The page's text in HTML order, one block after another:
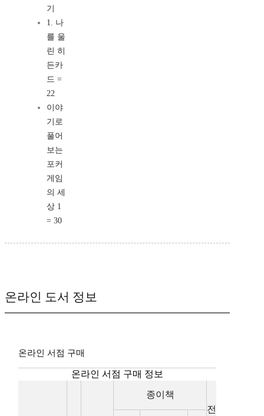
기
1. 나
를 울
린 히
든카
드 =
22
이야
기로
풀어
보는
포커
게임
의 세
상 1
= 30
온라인 도서 정보
온라인 서점 구매
온라인 서점 구매 정보
종이책
전